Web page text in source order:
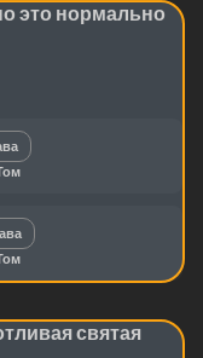
это нормально
святая